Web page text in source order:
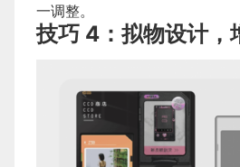
一调整。
技巧 4：拟物设计，